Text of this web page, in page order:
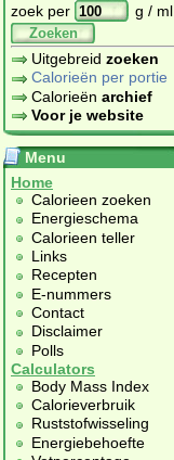
zoek per
g / ml
Zoeken
Uitgebreid zoeken
Calorieën per portie
Calorieën archief
Voor je website
Menu
Home
Calorieen zoeken
Energieschema
Calorieen teller
Links
Recepten
E-nummers
Contact
Disclaimer
Polls
Calculators
Body Mass Index
Calorieverbruik
Ruststofwisseling
Energiebehoefte